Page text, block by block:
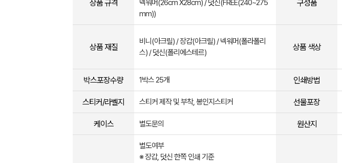
상품 규격
넥워머(26cm X28cm) / 덧신(FREE(240~275
mm))
구성품
상품 재질
비니(아크릴) / 장갑(아크릴) / 넥워머(폴라폴리
스) / 덧신(폴리에스테르)
상품 색상
박스포장수량 1박스 25개 인쇄방법
스티커/라벨지 스티커 제작 및 부착, 봉인지스티커 선물포장
케이스 별도문의 원산지
별도여부
※ 장갑, 덧신 한쪽 인쇄 기준